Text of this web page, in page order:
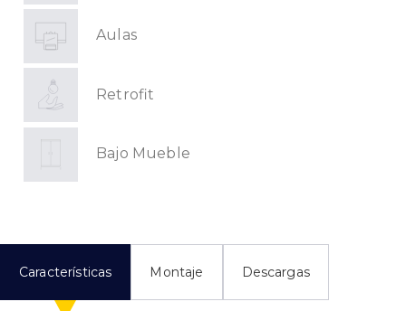
Aulas
Retrofit
Bajo Mueble
Características Montaje Descargas